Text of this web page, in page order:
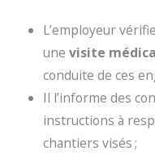
L’employeur
une visite
conduite de ces
Il l’informe des
instructions à
chantiers visés ;